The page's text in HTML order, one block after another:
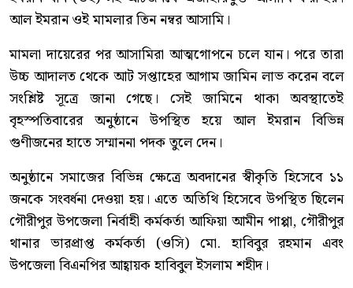
আল ইমরান ওই মামলার তিন নম্বর আসামি।
মামলা দায়েরের পর আসামিরা আত্মগোপনে চলে যান। পরে তারা
উচ্চ আদালত থেকে আট সপ্তাহের আগাম জামিন লাভ করেন বলে
সংশ্লিষ্ট সূত্রে জানা গেছে। সেই জামিনে থাকা অবস্থাতেই
বৃহস্পতিবারের অনুষ্ঠানে উপস্থিত হয়ে আল ইমরান বিভিন্ন
গুণীজনের হাতে সম্মাননা পদক তুলে দেন।
অনুষ্ঠানে সমাজের বিভিন্ন ক্ষেত্রে অবদানের স্বীকৃতি হিসেবে ১১
জনকে সংবর্ধনা দেওয়া হয়। এতে অতিথি হিসেবে উপস্থিত ছিলেন
গৌরীপুর উপজেলা নির্বাহী কর্মকর্তা আফিয়া আমীন পাপ্পা, গৌরীপুর
থানার ভারপ্রাপ্ত কর্মকর্তা (ওসি) মো. হাবিবুর রহমান এবং
উপজেলা বিএনপির আহ্বায়ক হাবিবুল ইসলাম শহীদ।